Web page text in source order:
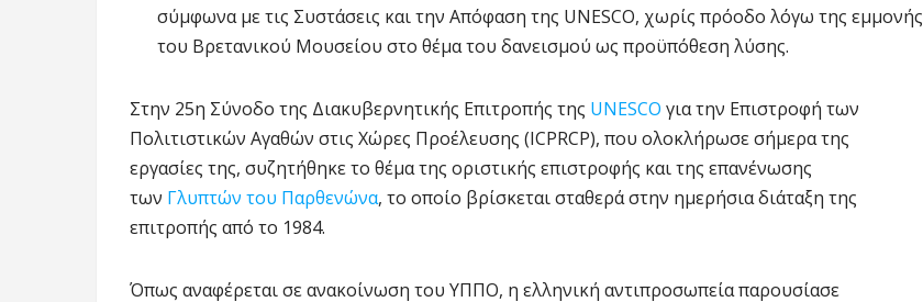
σύμφωνα με τις Συστάσεις και την Απόφαση της UNESCO, χωρίς πρόοδο λόγω της εμμονής
του Βρετανικού Μουσείου στο θέμα του δανεισμού ως προϋπόθεση λύσης.
Στην 25η Σύνοδο της Διακυβερνητικής Επιτροπής της UNESCO για την Επιστροφή των
Πολιτιστικών Αγαθών στις Χώρες Προέλευσης (ICPRCP), που ολοκλήρωσε σήμερα της
εργασίες της, συζητήθηκε το θέμα της οριστικής επιστροφής και της επανένωσης
των Γλυπτών του Παρθενώνα, το οποίο βρίσκεται σταθερά στην ημερήσια διάταξη της
επιτροπής από το 1984.
Όπως αναφέρεται σε ανακοίνωση του ΥΠΠΟ, η ελληνική αντιπροσωπεία παρουσίασε